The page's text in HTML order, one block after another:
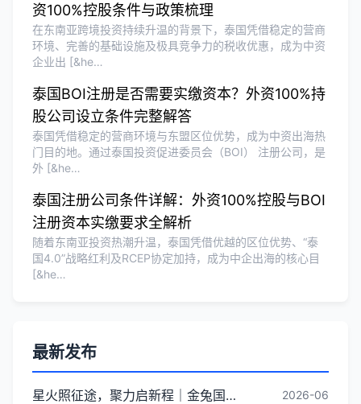
资100%控股条件与政策梳理
在东南亚跨境投资持续升温的背景下，泰国凭借稳定的营商
环境、完善的基础设施及极具竞争力的税收优惠，成为中资
企业出 [&he…
泰国BOI注册是否需要实缴资本？外资100%持
股公司设立条件完整解答
泰国凭借稳定的营商环境与东盟区位优势，成为中资出海热
门目的地。通过泰国投资促进委员会（BOI） 注册公司，是
外 [&he…
泰国注册公司条件详解：外资100%控股与BOI
注册资本实缴要求全解析
随着东南亚投资热潮升温，泰国凭借优越的区位优势、“泰
国4.0”战略红利及RCEP协定加持，成为中企出海的核心目
[&he…
最新发布
星火照征途，聚力启新程｜金兔国际井冈山红色研学团建圆满收官 2026-06